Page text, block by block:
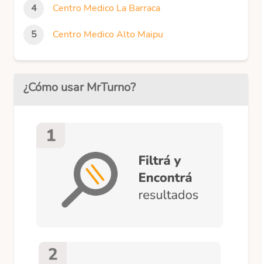
Centro Medico La Barraca
Centro Medico Alto Maipu
¿Cómo usar MrTurno?